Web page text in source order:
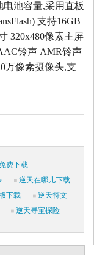
电池容量,采用直板
支持16GB
320x480像素主屏
铃声 AMR铃声
万像素摄像头,支
费下载
逆天在哪儿下载
下载
逆天符文
逆天寻宝探险